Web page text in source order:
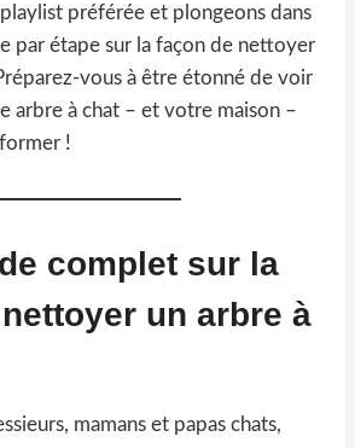
préférée et plongeons dans
par étape sur la façon de nettoyer
vous à être étonné de voir
arbre à chat – et votre maison –
!
complet sur la
un arbre à
mamans et papas chats,